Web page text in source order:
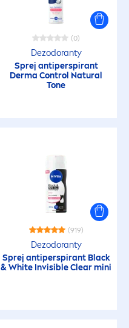
(0)
Dezodoranty
Sprej antiperspirant
Derma Control Natural
Tone
(919)
Dezodoranty
Sprej antiperspirant Black
&White Invisible Clear mini